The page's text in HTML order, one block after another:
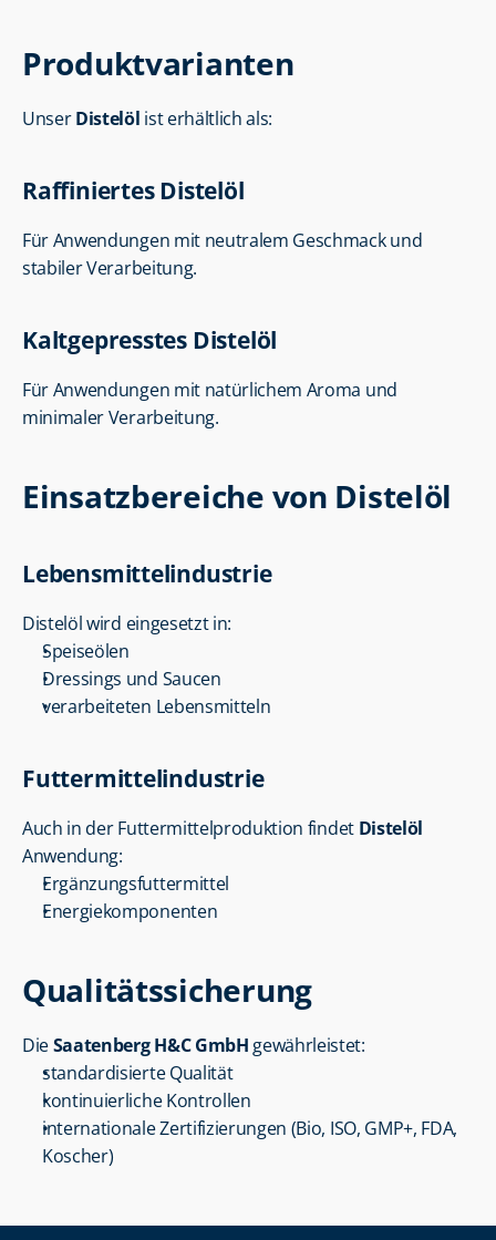
Produktvarianten
Unser Distelöl ist erhältlich als:
Raffiniertes Distelöl
Für Anwendungen mit neutralem Geschmack und
stabiler Verarbeitung.
Kaltgepresstes Distelöl
Für Anwendungen mit natürlichem Aroma und
minimaler Verarbeitung.
Einsatzbereiche von Distelöl
Lebensmittelindustrie
Distelöl wird eingesetzt in:
Speiseölen
Dressings und Saucen
verarbeiteten Lebensmitteln
Futtermittelindustrie
Auch in der Futtermittelproduktion findet Distelöl
Anwendung:
Ergänzungsfuttermittel
Energiekomponenten
Qualitätssicherung
Die Saatenberg H&C GmbH gewährleistet:
standardisierte Qualität
kontinuierliche Kontrollen
internationale Zertifizierungen (Bio, ISO, GMP+, FDA,
Koscher)